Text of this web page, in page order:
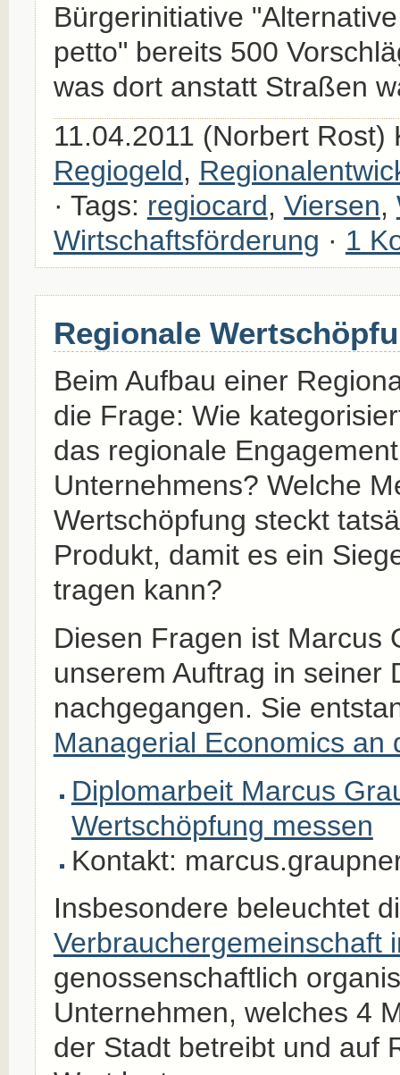
Bürgerinitiative
petto" bereits 500
was dort anstatt Straßen
11.04.2011 (Norbert
Regiogeld,
· Tags: regiocard, Viersen,
Wirtschaftsförderung · 1
Regionale
Beim Aufbau einer
die Frage: Wie
das regionale
Unternehmens? Welche
Wertschöpfung steckt
Produkt, damit es ein
tragen kann?
Diesen Fragen ist Marcus
unserem Auftrag in seiner
nachgegangen. Sie
Managerial Economics an
Diplomarbeit Marcus
Wertschöpfung messen
Kontakt:
Insbesondere beleuchtet
Verbrauchergemeinschaft
genossenschaftlich
Unternehmen, welches 4
der Stadt betreibt und auf